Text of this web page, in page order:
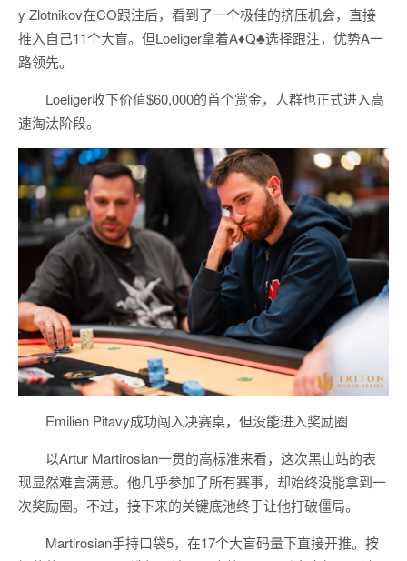
y Zlotnikov在CO跟注后，看到了一个极佳的挤压机会，直接
推入自己11个大盲。但Loeliger拿着A♦Q♣选择跟注，优势A一
路领先。
Loeliger收下价值$60,000的首个赏金，人群也正式进入高
速淘汰阶段。
Emilien Pitavy成功闯入决赛桌，但没能进入奖励圈
以Artur Martirosian一贯的高标准来看，这次黑山站的表
现显然难言满意。他几乎参加了所有赛事，却始终没能拿到一
次奖励圈。不过，接下来的关键底池终于让他打破僵局。
Martirosian手持口袋5，在17个大盲码量下直接开推。按